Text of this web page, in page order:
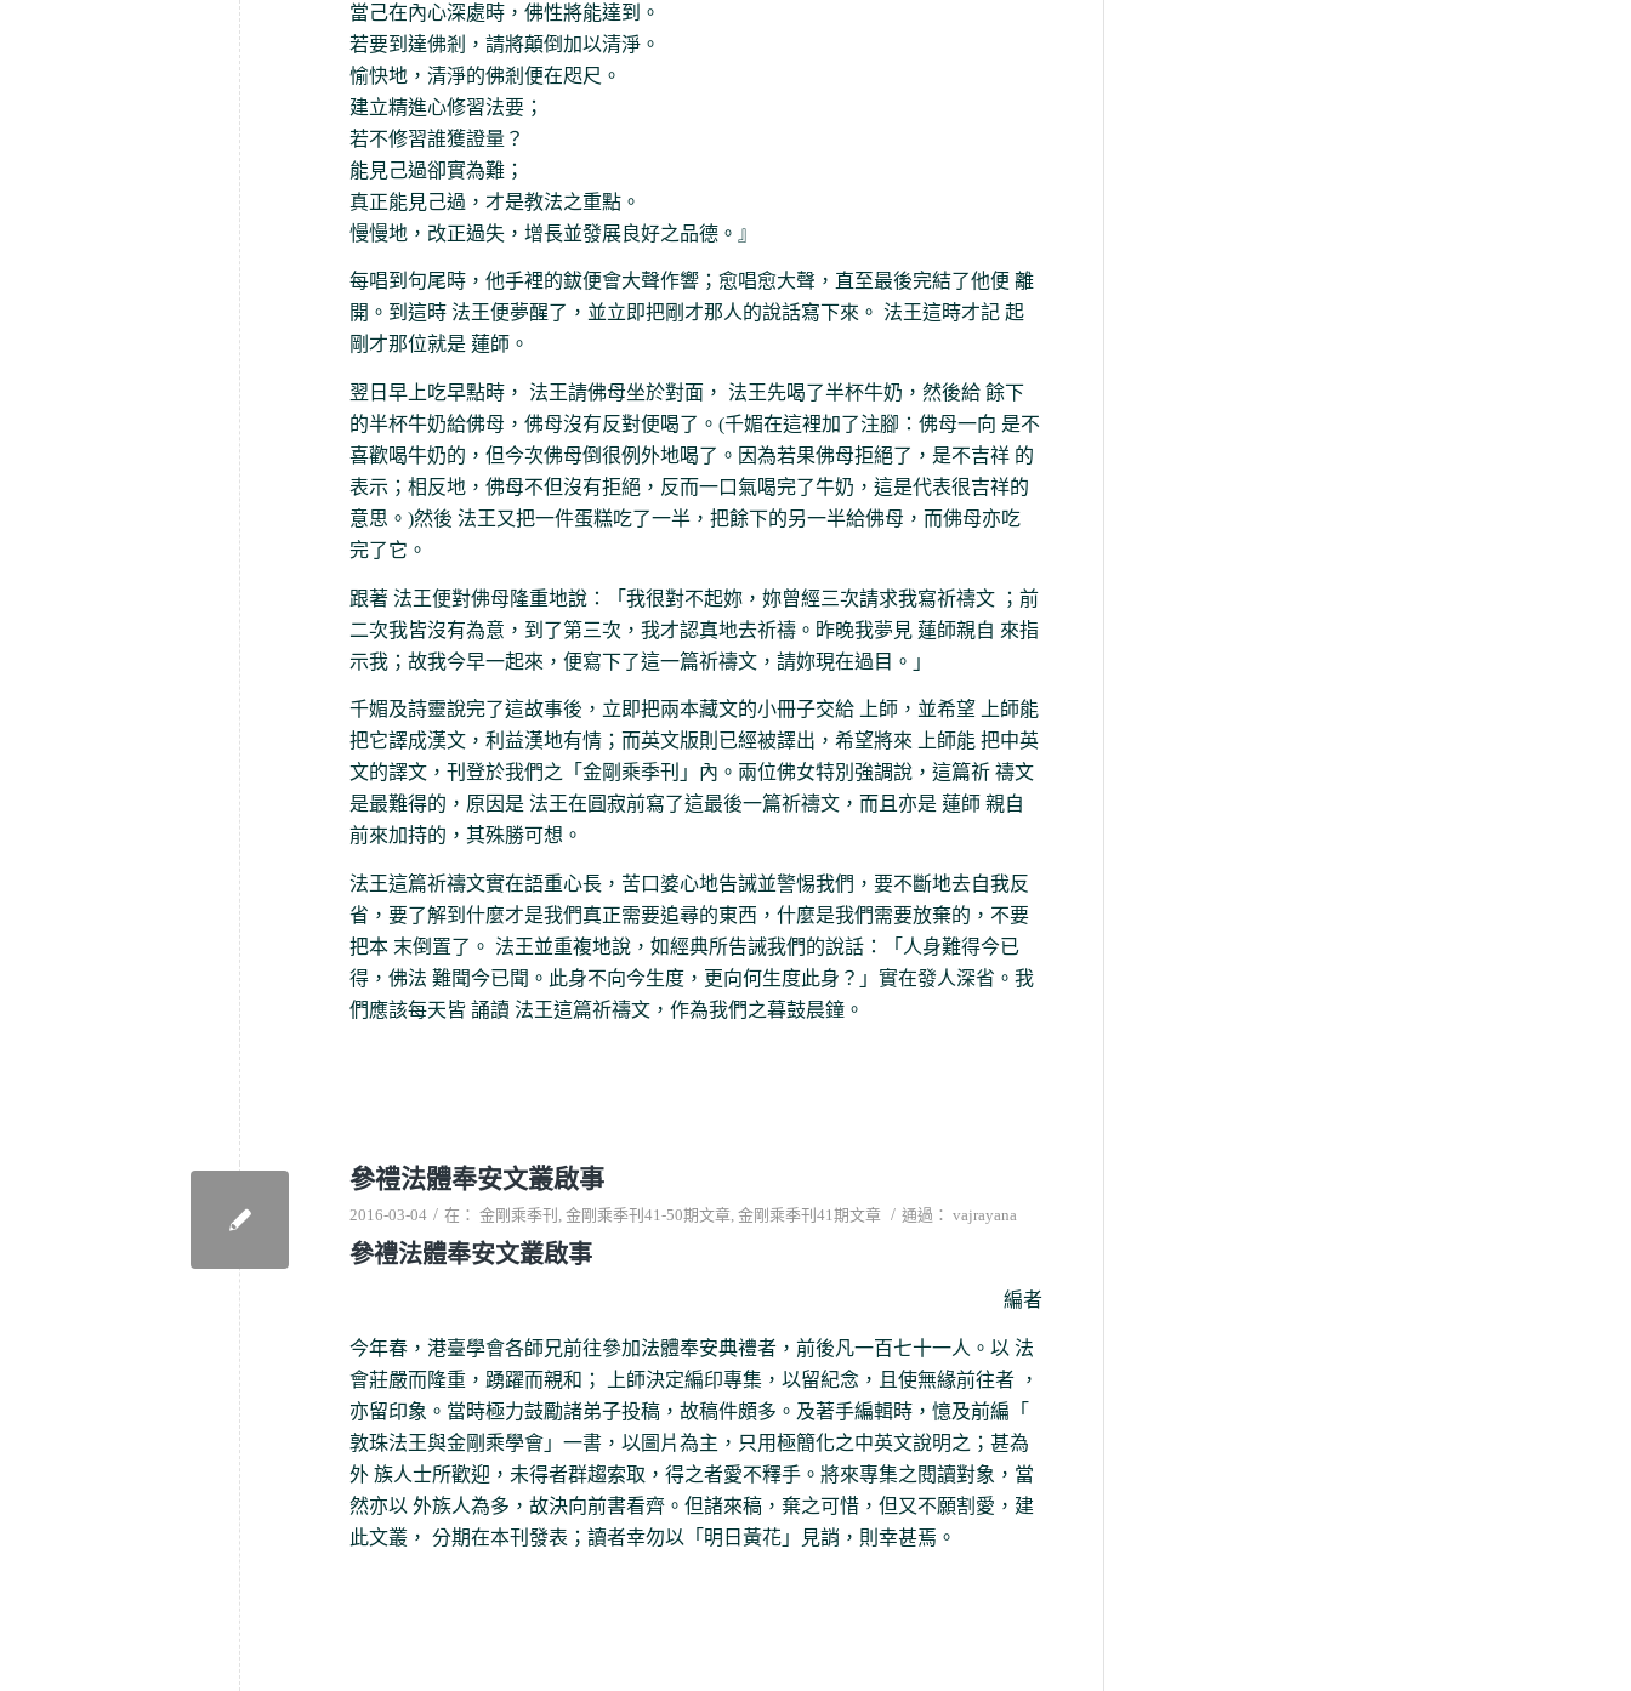
當己在內心深處時，佛性將能達到。
若要到達佛剎，請將顛倒加以清淨。
愉快地，清淨的佛剎便在咫尺。
建立精進心修習法要；
若不修習誰獲證量？
能見己過卻實為難；
真正能見己過，才是教法之重點。
慢慢地，改正過失，增長並發展良好之品德。』
每唱到句尾時，他手裡的鈸便會大聲作響；愈唱愈大聲，直至最後完結了他便 離
開。到這時 法王便夢醒了，並立即把剛才那人的說話寫下來。 法王這時才記 起
剛才那位就是 蓮師。
翌日早上吃早點時， 法王請佛母坐於對面， 法王先喝了半杯牛奶，然後給 餘下
的半杯牛奶給佛母，佛母沒有反對便喝了。(千媚在這裡加了注腳：佛母一向 是不
喜歡喝牛奶的，但今次佛母倒很例外地喝了。因為若果佛母拒絕了，是不吉祥 的
表示；相反地，佛母不但沒有拒絕，反而一口氣喝完了牛奶，這是代表很吉祥的
意思。)然後 法王又把一件蛋糕吃了一半，把餘下的另一半給佛母，而佛母亦吃
完了它。
跟著 法王便對佛母隆重地說：「我很對不起妳，妳曾經三次請求我寫祈禱文 ；前
二次我皆沒有為意，到了第三次，我才認真地去祈禱。昨晚我夢見 蓮師親自 來指
示我；故我今早一起來，便寫下了這一篇祈禱文，請妳現在過目。」
千媚及詩靈說完了這故事後，立即把兩本藏文的小冊子交給 上師，並希望 上師能
把它譯成漢文，利益漢地有情；而英文版則已經被譯出，希望將來 上師能 把中英
文的譯文，刊登於我們之「金剛乘季刊」內。兩位佛女特別強調說，這篇祈 禱文
是最難得的，原因是 法王在圓寂前寫了這最後一篇祈禱文，而且亦是 蓮師 親自
前來加持的，其殊勝可想。
法王這篇祈禱文實在語重心長，苦口婆心地告誡並警惕我們，要不斷地去自我反
省，要了解到什麼才是我們真正需要追尋的東西，什麼是我們需要放棄的，不要
把本 末倒置了。 法王並重複地說，如經典所告誡我們的說話：「人身難得今已
得，佛法 難聞今已聞。此身不向今生度，更向何生度此身？」實在發人深省。我
們應該每天皆 誦讀 法王這篇祈禱文，作為我們之暮鼓晨鐘。
參禮法體奉安文叢啟事
2016-03-04 / 在： 金剛乘季刊 , 金剛乘季刊41-50期文章, 金剛乘季刊41期文章 / 通過： vajrayana
參禮法體奉安文叢啟事
編者
今年春，港臺學會各師兄前往參加法體奉安典禮者，前後凡一百七十一人。以 法
會莊嚴而隆重，踴躍而親和； 上師決定編印專集，以留紀念，且使無緣前往者 ，
亦留印象。當時極力鼓勵諸弟子投稿，故稿件頗多。及著手編輯時，憶及前編「
敦珠法王與金剛乘學會」一書，以圖片為主，只用極簡化之中英文說明之；甚為
外 族人士所歡迎，未得者群趨索取，得之者愛不釋手。將來專集之閱讀對象，當
然亦以 外族人為多，故決向前書看齊。但諸來稿，棄之可惜，但又不願割愛，建
此文叢， 分期在本刊發表；讀者幸勿以「明日黃花」見誚，則幸甚焉。